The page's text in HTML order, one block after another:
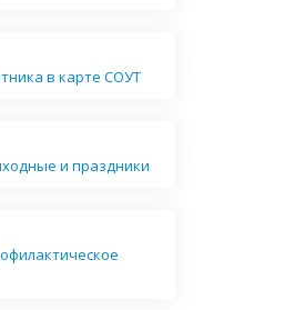
в карте СОУТ
и праздники